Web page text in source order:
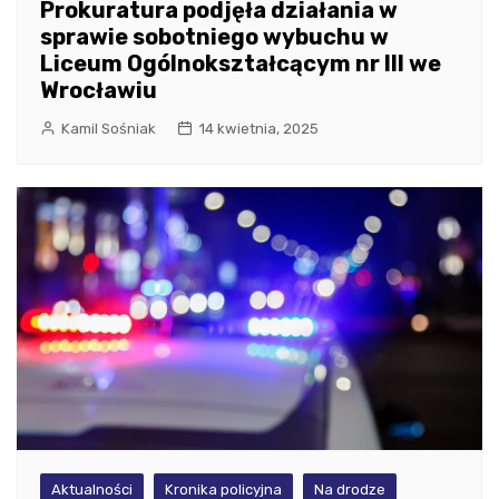
Prokuratura podjęła działania w
sprawie sobotniego wybuchu w
Liceum Ogólnokształcącym nr III we
Wrocławiu
Kamil Sośniak 14 kwietnia, 2025
Aktualności Kronika policyjna Na drodze